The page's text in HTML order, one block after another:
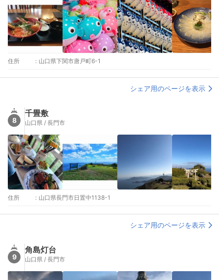
住所 : 山口県下関市唐戸町6-1
シェア用のページを表示
8
千畳敷
山口県 / 長門市
住所 : 山口県長門市日置中1138-1
シェア用のページを表示
9
角島灯台
山口県 / 長門市